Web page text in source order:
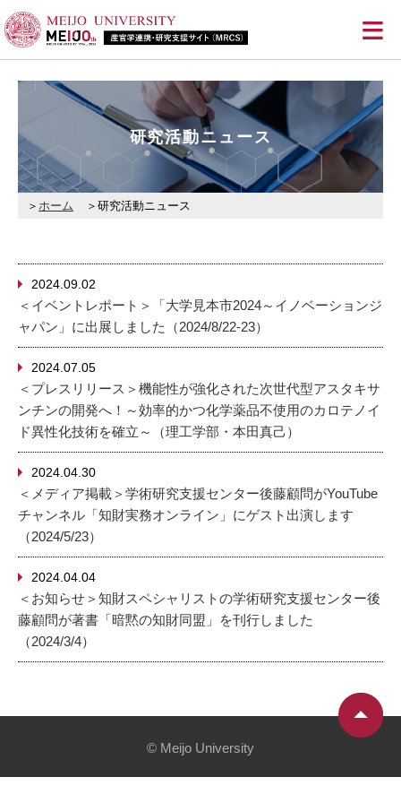
≡
研究活動ニュース
ホーム 研究活動ニュース
2024.09.02
＜イベントレポート＞「大学見本市2024～イノベーションジ
ャパン」に出展しました（2024/8/22-23）
2024.07.05
＜プレスリリース＞機能性が強化された次世代型アスタキサ
ンチンの開発へ！～効率的かつ化学薬品不使用のカロテノイ
ド異性化技術を確立～（理工学部・本田真己）
2024.04.30
＜メディア掲載＞学術研究支援センター後藤顧問がYouTube
チャンネル「知財実務オンライン」にゲスト出演します
（2024/5/23）
2024.04.04
＜お知らせ＞知財スペシャリストの学術研究支援センター後
藤顧問が著書「暗黙の知財同盟」を刊行しました
（2024/3/4）
© Meijo University